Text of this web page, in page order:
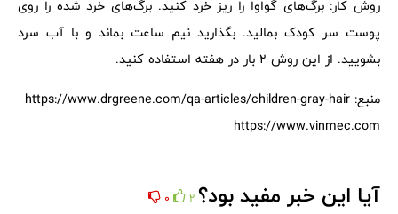
روش کار: برگ‌های گواوا را ریز خرد کنید. برگ‌های خرد شده را روی
پوست سر کودک بمالید. بگذارید نیم ساعت بماند و با آب سرد
بشویید. از این روش 2 بار در هفته استفاده کنید.
منبع: https://www.drgreene.com/qa-articles/children-gray-hair
https://www.vinmec.com
آیا این خبر مفید بود؟2
0